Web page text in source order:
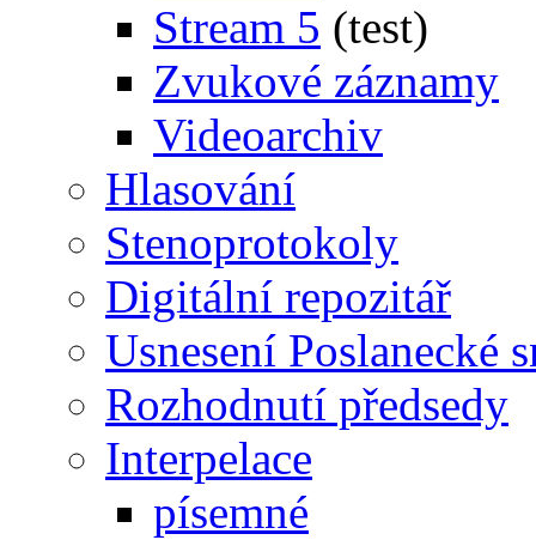
Stream 5 (test)
Zvukové záznamy
Videoarchiv
Hlasování
Stenoprotokoly
Digitální repozitář
Usnesení Poslanecké
Rozhodnutí předsedy
Interpelace
písemné